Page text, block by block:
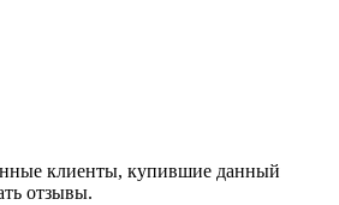
клиенты, купившие данный
отзывы.